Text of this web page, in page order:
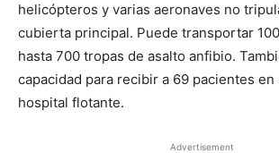
helicópteros y varias aeronaves no
cubierta principal. Puede transportar
hasta 700 tropas de asalto anfibio.
capacidad para recibir a 69 pacientes en
hospital flotante.
Advertisement